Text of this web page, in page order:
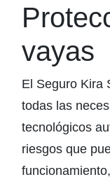
vayas
El Seguro Kira
todas las
tecnológicos
riesgos que